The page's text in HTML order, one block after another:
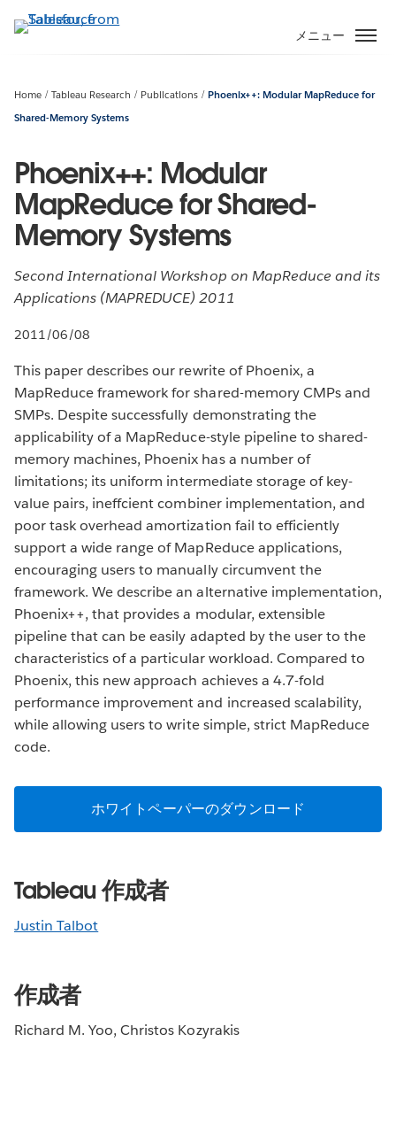
イ
テ
メニュー
Home Tableau Research Publications
Phoenix++: Modular MapReduce for
Shared-Memory Systems
Phoenix++: Modular
MapReduce for Shared-
Memory Systems
Second International Workshop on MapReduce and its
Applications (MAPREDUCE) 2011
2011/06/08
This paper describes our rewrite of Phoenix, a
MapReduce framework for shared-memory CMPs and
SMPs. Despite successfully demonstrating the
applicability of a MapReduce-style pipeline to shared-
memory machines, Phoenix has a number of
limitations; its uniform intermediate storage of key-
value pairs, ineffcient combiner implementation, and
poor task overhead amortization fail to efficiently
support a wide range of MapReduce applications,
encouraging users to manually circumvent the
framework. We describe an alternative implementation,
Phoenix++, that provides a modular, extensible
pipeline that can be easily adapted by the user to the
characteristics of a particular workload. Compared to
Phoenix, this new approach achieves a 4.7-fold
performance improvement and increased scalability,
while allowing users to write simple, strict MapReduce
code.
ホワイトペーパーのダウンロード
Tableau 作成者
Justin Talbot
作成者
Richard M. Yoo, Christos Kozyrakis